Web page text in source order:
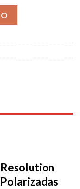
Black Polarizadas